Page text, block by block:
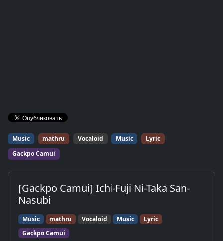
Music mathru Vocaloid Music
Lyric
Gackpo Camui
[Gackpo Camui] Ichi-Fuji Ni-Taka San-
Nasubi
Music mathru Vocaloid Music
Lyric
Gackpo Camui